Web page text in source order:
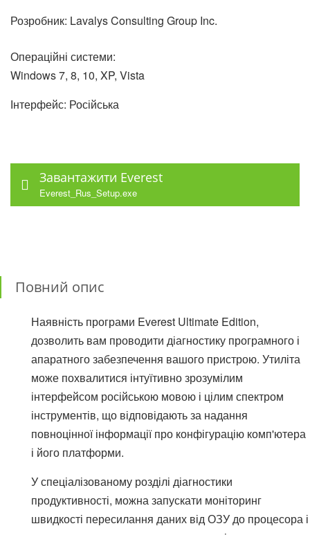
Розробник: Lavalys Consulting Group Inc.
Операційні системи:
Windows 7, 8, 10, XP, Vista
Інтерфейс: Російська
Завантажити Everest
Everest_Rus_Setup.exe
Повний опис
Наявність програми Everest Ultimate Edition,
дозволить вам проводити діагностику програмного і
апаратного забезпечення вашого пристрою. Утиліта
може похвалитися інтуїтивно зрозумілим
інтерфейсом російською мовою і цілим спектром
інструментів, що відповідають за надання
повноцінної інформації про конфігурацію комп'ютера
і його платформи.
У спеціалізованому розділі діагностики
продуктивності, можна запускати моніторинг
швидкості пересилання даних від ОЗУ до процесора і